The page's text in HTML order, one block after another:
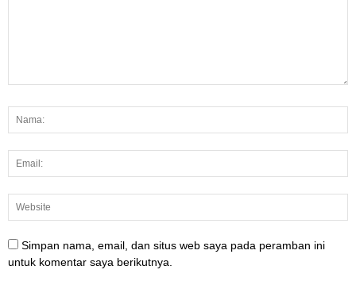
Simpan nama, email, dan situs web saya pada peramban ini
untuk komentar saya berikutnya.